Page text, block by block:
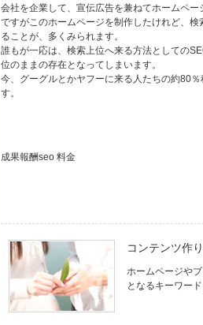
会社を企業して、宣伝広告を兼ねてホームペー
ですがこのホームページを制作したけれど、
ることが、多くみられます。
誰もが一応は、検索上位へ来る方法としての
位のままの存在となってしまいます。
今、グーグルとかヤフーに来る人たちの約80
す。
成果報酬seo 料金
コンテンツ作
ホームページや
となるキーワー